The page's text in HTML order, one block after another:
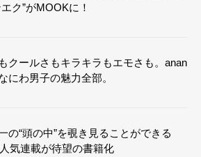
ク”がMOOKに！
クールさもキラキラもエモさも。anan
にわ男子の魅力全部。
の“頭の中”を覗き見ることができる
気連載が待望の書籍化